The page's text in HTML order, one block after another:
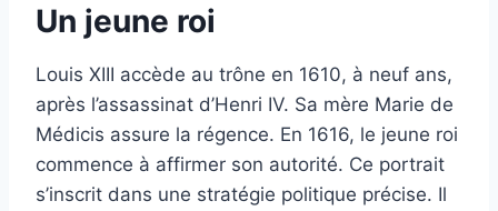
Un jeune roi
Louis XIII accède au trône en 1610, à neuf ans,
après l’assassinat d’Henri IV. Sa mère Marie de
Médicis assure la régence. En 1616, le jeune roi
commence à affirmer son autorité. Ce portrait
s’inscrit dans une stratégie politique précise. Il